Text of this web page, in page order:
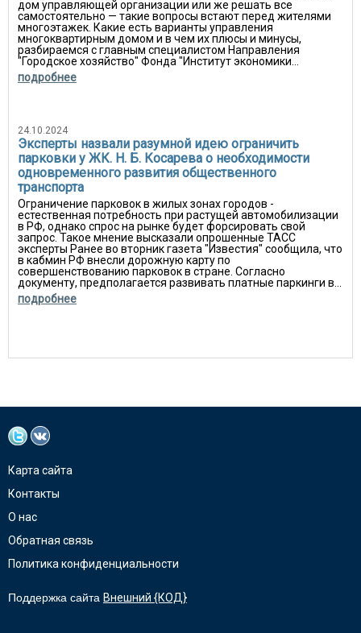
дом управляющей организации или же решать все
самостоятельно — такие вопросы встают перед жителями
многоэтажек. Какие есть варианты управления
многоквартирным домом и в чем их плюсы и минусы,
разбираемся с главным специалистом Направления
"Городское хозяйство" Фонда "Институт экономики...
подробнее
24.10.2024
Эксперты назвали разумной идею ограничить
парковки у ЖК. Н. Б. Косарева о необходимости
одновременного развития общественного
транспорта
Ограничение парковок в жилых зонах городов -
естественная потребность при растущей автомобилизации
в РФ, однако спрос на рынке будет форсировать свой
запрос. Такое мнение высказали опрошенные ТАСС
эксперты Ранее во вторник газета "Известия" сообщила, что
в кабмин РФ внесли дорожную карту по
совершенствованию парковок в стране. Согласно
документу, предполагается развивать платные паркинги в...
подробнее
Карта сайта
Контакты
О нас
Обратная связь
Политика конфиденциальности
Поддержка сайта Внешний {КОД}